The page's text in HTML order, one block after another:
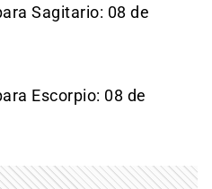
Sagitario: 08 de
Escorpio: 08 de